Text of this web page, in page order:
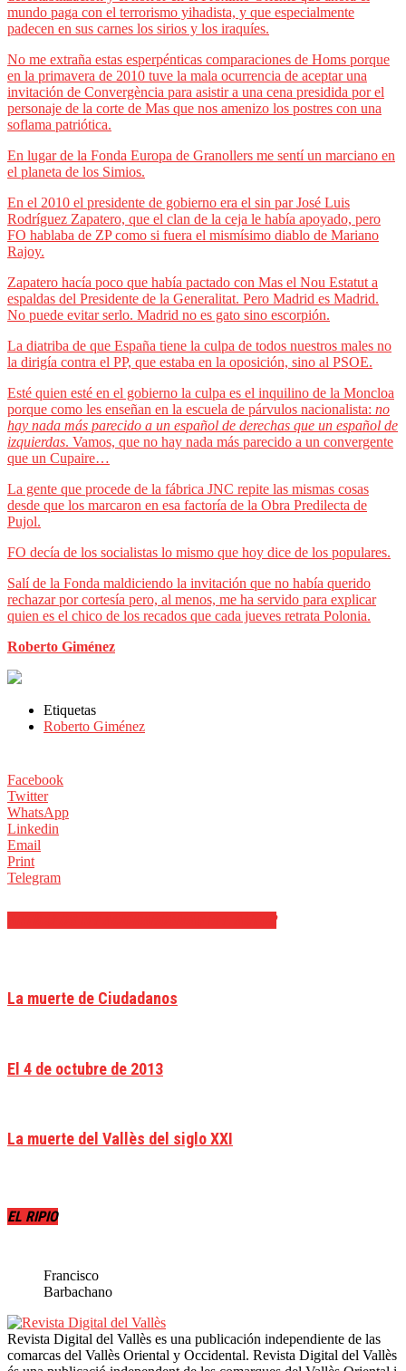
mundo paga con el terrorismo yihadista, y que especialmente
padecen en sus carnes los sirios y los iraquíes.
No me extraña estas esperpénticas comparaciones de Homs porque
en la primavera de 2010 tuve la mala ocurrencia de aceptar una
invitación de Convergència para asistir a una cena presidida por el
personaje de la corte de Mas que nos amenizo los postres con una
soflama patriótica.
En lugar de la Fonda Europa de Granollers me sentí un marciano en
el planeta de los Simios.
En el 2010 el presidente de gobierno era el sin par José Luis
Rodríguez Zapatero, que el clan de la ceja le había apoyado, pero
FO hablaba de ZP como si fuera el mismísimo diablo de Mariano
Rajoy.
Zapatero hacía poco que había pactado con Mas el Nou Estatut a
espaldas del Presidente de la Generalitat. Pero Madrid es Madrid.
No puede evitar serlo. Madrid no es gato sino escorpión.
La diatriba de que España tiene la culpa de todos nuestros males no
la dirigía contra el PP, que estaba en la oposición, sino al PSOE.
Esté quien esté en el gobierno la culpa es el inquilino de la Moncloa
porque como les enseñan en la escuela de párvulos nacionalista: no
hay nada más parecido a un español de derechas que un español de
izquierdas. Vamos, que no hay nada más parecido a un convergente
que un Cupaire…
La gente que procede de la fábrica JNC repite las mismas cosas
desde que los marcaron en esa factoría de la Obra Predilecta de
Pujol.
FO decía de los socialistas lo mismo que hoy dice de los populares.
Salí de la Fonda maldiciendo la invitación que no había querido
rechazar por cortesía pero, al menos, me ha servido para explicar
quien es el chico de los recados que cada jueves retrata Polonia.
Roberto Giménez
Etiquetas
Roberto Giménez
Facebook
Twitter
WhatsApp
Linkedin
Email
Print
Telegram
La muerte de Ciudadanos
El 4 de octubre de 2013
La muerte del Vallès del siglo XXI
EL RIPIO
Francisco
Barbachano
Revista Digital del Vallès es una publicación independiente de las
comarcas del Vallès Oriental y Occidental. Revista Digital del Vallès